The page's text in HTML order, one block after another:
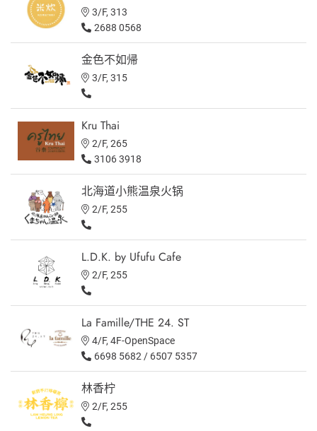
3/F, 313
2688 0568
金色不如帰
3/F, 315
Kru Thai
2/F, 265
3106 3918
北海道小熊温泉火锅
2/F, 255
L.D.K. by Ufufu Cafe
2/F, 255
La Famille/THE 24. ST
4/F, 4F-OpenSpace
6698 5682 / 6507 5357
林香柠
2/F, 255